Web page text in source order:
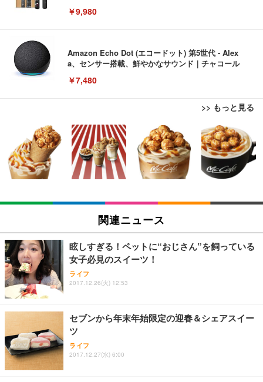
￥9,980
Amazon Echo Dot (エコードット) 第5世代 - Alex
a、センサー搭載、鮮やかなサウンド｜チャコール
￥7,480
>> もっと見る
[EdoErgo] オフィスチェア 椅子 テレワーク 疲れな
い 跳ね上げ式アームレスト コンパクト 約105度ロッ
キング pc 事務椅子 360度回転 座面昇降 強化ナイロ
ン樹脂ベース 通気性メッシュ 在宅ワーク H-WY01
(黒網+黒枠+黒足)
￥5,699
SIHOO B100 オフィスチェア／デスクチェア メッシ
ュチェア 人間工学 疲れない ブラック
￥27,999
ワーク チェア 強化バックレスト 30度ロッキング機
能 人間工学 椅子 腰サポート 90度跳ね上げ式アーム
務用 おしゃれ パソコンチェア (ブラック)
Sezlife オフィスチェア デスクチェア 疲れない テレ
ワーク チェア 強化バックレスト 30度ロッキング機
能 人間工学 椅子 腰サポート 90度跳ね上げ式アーム
EIZO ビジネス向けプレミアムモニター | FlexScan
EV3240X-WT | 31.5型4K UHD・USB Type-C・ホワ
イト
￥105,595
EIZO ビジネス向けプレミアムモニター | FlexScan
￥109,572
【純正品】27"ゲーミングモニター DualSense 充電
フック付き（CFI-ZDM1J）
【整備済み品】Dell E2724HS 27インチ 液晶モニタ
ー フルHD（1920×1080）VA 非光沢 HDMI/DisplayP
ort/VGA スピーカー内蔵 高さ調整 スイベル VESA対
Amazonベーシック ペットシーツ 薄型 レギュラー 1
回使い捨て 無香料 ホワイト 300枚
￥3,373
Amazonベーシック ペットシーツ 厚型 ワイド 42枚
x2袋(84枚) ホワイト(吸収面:ライトブルー)
￥3,234
ネオ・ルーライフ ネオ・オムツ L 中型犬用 26枚入
り 単品
Smart Basic(スマートベーシック) 【Amazon.co.jp
限定】 Smart Basic アイリスオーヤマ ペットシーツ
超厚型 お徳用 ワイド 100枚入 (x 1) (ケース販売)
関連ニュース
眩しすぎる！ペットに“おじさん”を飼っている
女子必見のスイーツ！
ライフ
2017.12.26(火) 12:53
セブンから年末年始限定の迎春＆シェアスイー
ツ
ライフ
2017.12.27(水) 6:00